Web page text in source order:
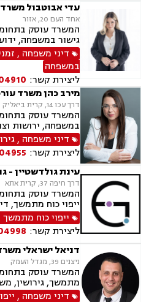
עדי אבוטבול
אחד העם 20, אזור
המשרד עוסק
גישור במשפחה,
ממון, אבהות,
מינית, נישואים
תיאום הורי, ניכור
דיני משפחה ,
במשפחה
ליצירת קשר:
מירב כהן משרד
דרך עכו 14, קרית ביאליק
המשרד עוסק
במשפחה, ירושות
רכוש, ייפוי כח
אפוטרופסות,
בציבור, נישואים
הנוער, אומנה,
דיני משפחה ,
ליצירת קשר:
עינת גולדשטיין -
דרך חיפה 37, קרית אתא
המשרד עוסק
ייפוי כוח מתמשך,
הסכמי ממון, ביטוח
חדלות פירעון,
ייפוי כוח מתמשך
ליצירת קשר:
דניאל ישראלי
ניצנים 39, מגדל העמק
המשרד עוסק
מתמשך, גירושין,
ידועים בציבור,
דיני משפחה ,